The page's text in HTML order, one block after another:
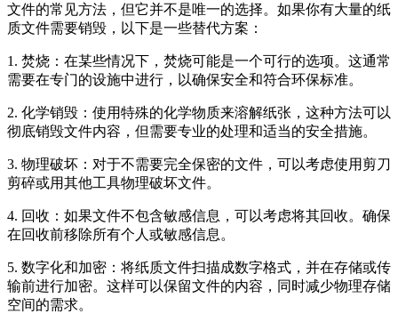
文件的常见方法，但它并不是唯一的选择。如果你有大量的纸
质文件需要销毁，以下是一些替代方案：
1. 焚烧：在某些情况下，焚烧可能是一个可行的选项。这通常
需要在专门的设施中进行，以确保安全和符合环保标准。
2. 化学销毁：使用特殊的化学物质来溶解纸张，这种方法可以
彻底销毁文件内容，但需要专业的处理和适当的安全措施。
3. 物理破坏：对于不需要完全保密的文件，可以考虑使用剪刀
剪碎或用其他工具物理破坏文件。
4. 回收：如果文件不包含敏感信息，可以考虑将其回收。确保
在回收前移除所有个人或敏感信息。
5. 数字化和加密：将纸质文件扫描成数字格式，并在存储或传
输前进行加密。这样可以保留文件的内容，同时减少物理存储
空间的需求。